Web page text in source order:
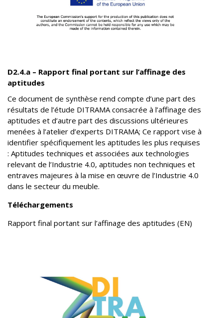
D2.4.a – Rapport final portant sur l’affinage des
aptitudes
Ce document de synthèse rend compte d’une part des
résultats de l’étude DITRAMA consacrée à l’affinage des
aptitudes et d’autre part des discussions ultérieures
menées à l’atelier d’experts DITRAMA; Ce rapport vise à
identifier spécifiquement les aptitudes les plus requises
: Aptitudes techniques et associées aux technologies
relevant de l’Industrie 4.0, aptitudes non techniques et
entraves majeures à la mise en œuvre de l’Industrie 4.0
dans le secteur du meuble.
Téléchargements
Rapport final portant sur l’affinage des aptitudes (EN)